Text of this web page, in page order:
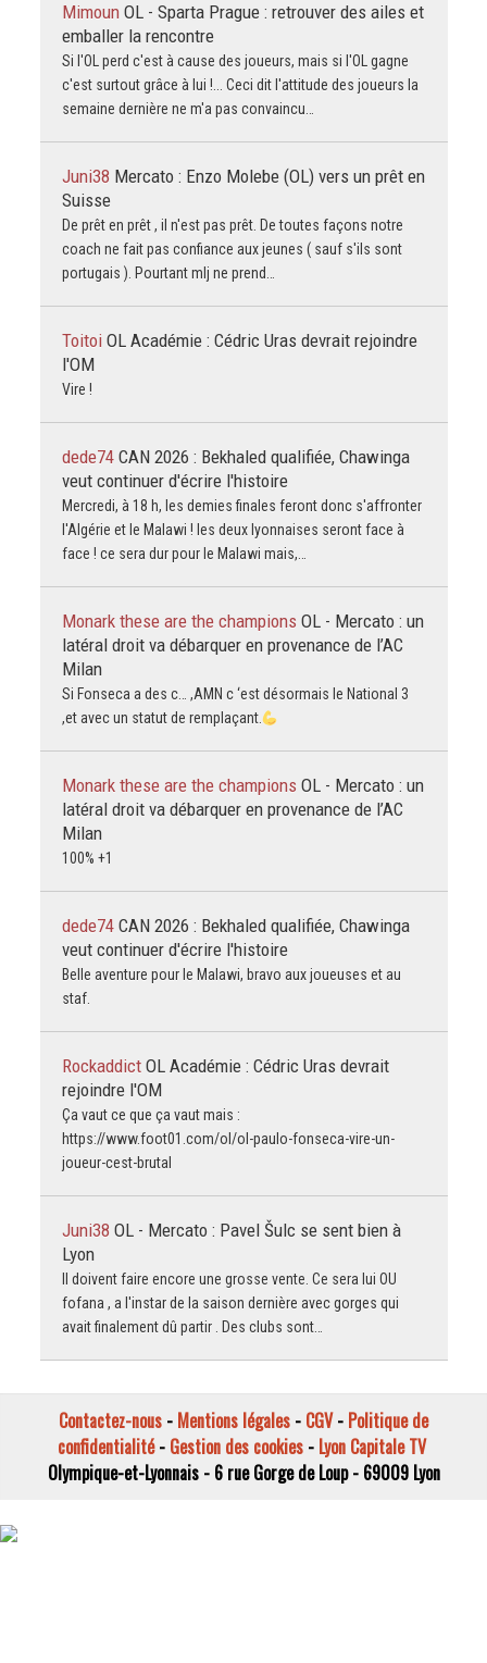
Mimoun OL - Sparta Prague : retrouver des ailes et
emballer la rencontre
Si l'OL perd c'est à cause des joueurs, mais si l'OL gagne
c'est surtout grâce à lui !... Ceci dit l'attitude des joueurs la
semaine dernière ne m'a pas convaincu…
Juni38 Mercato : Enzo Molebe (OL) vers un prêt en
Suisse
De prêt en prêt , il n'est pas prêt. De toutes façons notre
coach ne fait pas confiance aux jeunes ( sauf s'ils sont
portugais ). Pourtant mlj ne prend…
Toitoi OL Académie : Cédric Uras devrait rejoindre
l'OM
Vire !
dede74 CAN 2026 : Bekhaled qualifiée, Chawinga
veut continuer d'écrire l'histoire
Mercredi, à 18 h, les demies finales feront donc s'affronter
l'Algérie et le Malawi ! les deux lyonnaises seront face à
face ! ce sera dur pour le Malawi mais,…
Monark these are the champions OL - Mercato : un
latéral droit va débarquer en provenance de l’AC
Milan
Si Fonseca a des c… ,AMN c ‘est désormais le National 3
,et avec un statut de remplaçant.
Monark these are the champions OL - Mercato : un
latéral droit va débarquer en provenance de l’AC
Milan
100% +1
dede74 CAN 2026 : Bekhaled qualifiée, Chawinga
veut continuer d'écrire l'histoire
Belle aventure pour le Malawi, bravo aux joueuses et au
staf.
Rockaddict OL Académie : Cédric Uras devrait
rejoindre l'OM
Ça vaut ce que ça vaut mais :
https://www.foot01.com/ol/ol-paulo-fonseca-vire-un-
joueur-cest-brutal
Juni38 OL - Mercato : Pavel Šulc se sent bien à
Lyon
Il doivent faire encore une grosse vente. Ce sera lui OU
fofana , a l'instar de la saison dernière avec gorges qui
avait finalement dû partir . Des clubs sont…
Contactez-nous - Mentions légales - CGV- Politique de
confidentialité- Gestion des cookies- Lyon Capitale TV
Olympique-et-Lyonnais - 6 rue Gorge de Loup - 69009 Lyon